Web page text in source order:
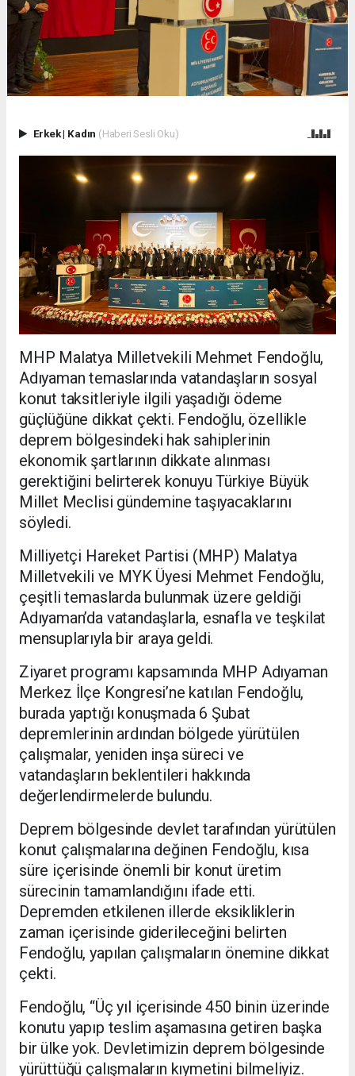
Erkek| Kadın (Haberi Sesli Oku)
MHP Malatya Milletvekili Mehmet Fendoğlu,
Adıyaman temaslarında vatandaşların sosyal
konut taksitleriyle ilgili yaşadığı ödeme
güçlüğüne dikkat çekti. Fendoğlu, özellikle
deprem bölgesindeki hak sahiplerinin
ekonomik şartlarının dikkate alınması
gerektiğini belirterek konuyu Türkiye Büyük
Millet Meclisi gündemine taşıyacaklarını
söyledi.
Milliyetçi Hareket Partisi (MHP) Malatya
Milletvekili ve MYK Üyesi Mehmet Fendoğlu,
çeşitli temaslarda bulunmak üzere geldiği
Adıyaman’da vatandaşlarla, esnafla ve teşkilat
mensuplarıyla bir araya geldi.
Ziyaret programı kapsamında MHP Adıyaman
Merkez İlçe Kongresi’ne katılan Fendoğlu,
burada yaptığı konuşmada 6 Şubat
depremlerinin ardından bölgede yürütülen
çalışmalar, yeniden inşa süreci ve
vatandaşların beklentileri hakkında
değerlendirmelerde bulundu.
Deprem bölgesinde devlet tarafından yürütülen
konut çalışmalarına değinen Fendoğlu, kısa
süre içerisinde önemli bir konut üretim
sürecinin tamamlandığını ifade etti.
Depremden etkilenen illerde eksikliklerin
zaman içerisinde giderileceğini belirten
Fendoğlu, yapılan çalışmaların önemine dikkat
çekti.
Fendoğlu, “Üç yıl içerisinde 450 binin üzerinde
konutu yapıp teslim aşamasına getiren başka
bir ülke yok. Devletimizin deprem bölgesinde
yürüttüğü çalışmaların kıymetini bilmeliyiz.